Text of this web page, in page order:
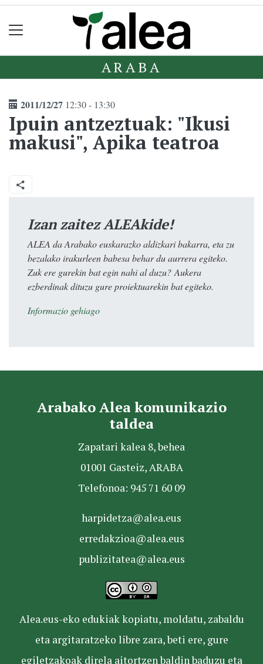
ARABA
2011/12/27 12:30 - 13:30
Ipuin antzeztuak: "Ikusi
makusi", Apika teatroa
Izan zaitez ALEAkide!
ALEA da Arabako euskarazko aldizkari bakarra, eta zu
bezalako irakurleen babesa behar du aurrera egiteko.
Zuk ere gurekin bat egin nahi al duzu? Aukera
ezberdinak dituzu gure proiektuarekin bat egiteko.
Informazio gehiago
Arabako Alea komunikazio
taldea
Zapatari kalea 8, behea
01001 Gasteiz, ARABA
Telefonoa: 945 71 60 09
harpidetza@alea.eus
erredakzioa@alea.eus
publizitatea@alea.eus
Alea.eus-eko edukiak kopiatu, moldatu, zabaldu
eta argitaratzeko libre zara, beti ere, gure
egiletzakoak direla aitortzen baldin baduzu eta